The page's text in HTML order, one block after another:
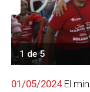
1 de 5
01/05/2024El